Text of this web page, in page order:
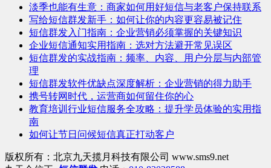
淡季也能有生意：商家如何用好短信与老客户保持联系
写给短信群发新手：如何让你的内容更容易被记住
短信群发入门指南：企业营销必须掌握的关键知识
企业短信通知实用指南：选对方法避开常见误区
短信群发的实战指南：频率、内容、用户分层与内部管
理
短信群发软件优缺点深度解析：企业营销的得力助手
携号转网时代，运营商如何留住你的心
教育培训行业短信服务全攻略：提升学员体验的实用指
南
如何让节日问候短信真正打动客户
版权所有：北京九天揽月科技有限公司 www.sms9.net